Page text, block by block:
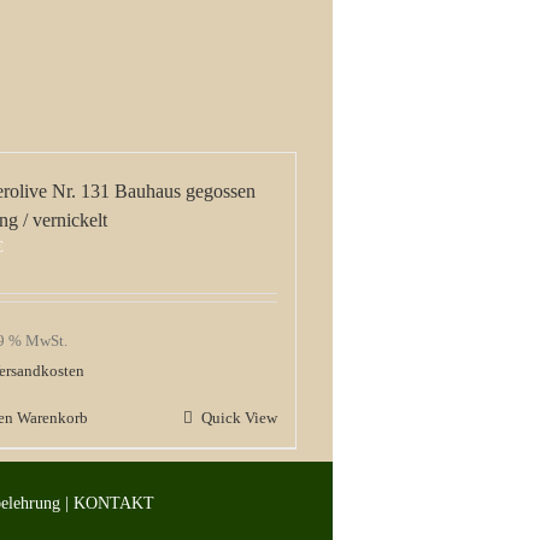
Nr. 131 Bauhaus gegossen
/ vernickelt
% MwSt.
Warenkorb Quick View
| KONTAKT